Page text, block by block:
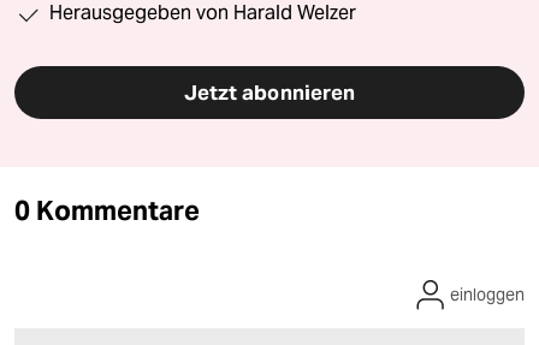
Herausgegeben von Harald Welzer
Jetzt abonnieren
0 Kommentare
einloggen